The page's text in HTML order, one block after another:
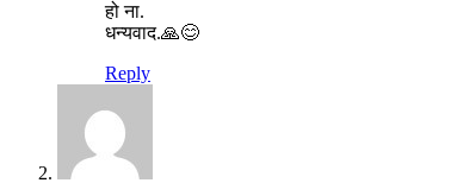
हो ना.
धन्यवाद.🙏😊
Reply